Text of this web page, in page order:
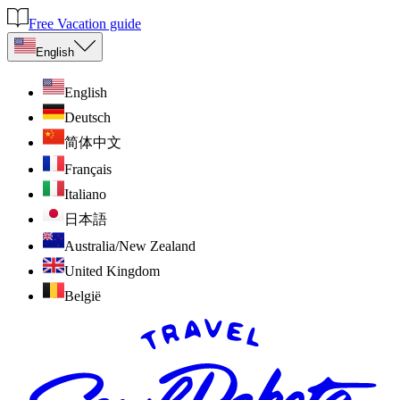
Free Vacation guide
English
English
Deutsch
简体中文
Français
Italiano
日本語
Australia/New Zealand
United Kingdom
België